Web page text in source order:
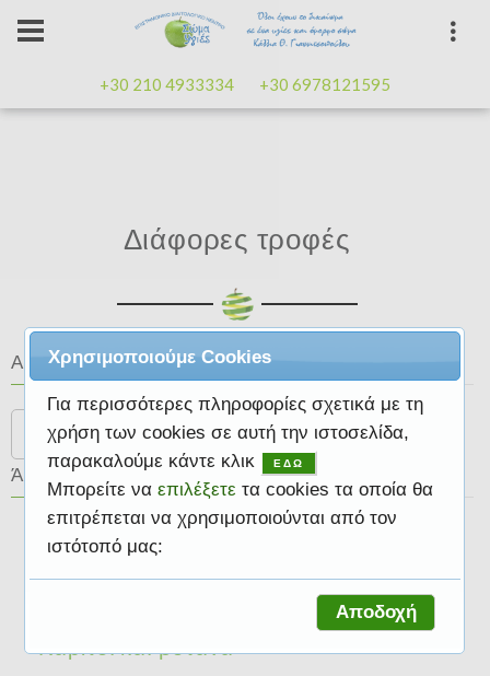
+30 210 4933334 +30 6978121595
Διάφορες τροφές
Αναζήτηση
Search
Άρθρα
Μύθος ή πραγματικότητα
Καρποί και βότανα
Χρησιμοποιούμε Cookies
Για περισσότερες πληροφορίες σχετικά με τη
χρήση των cookies σε αυτή την ιστοσελίδα,
παρακαλούμε κάντε κλικ
ΕΔΩ
Μπορείτε να επιλέξετε τα cookies τα οποία θα
επιτρέπεται να χρησιμοποιούνται από τον
ιστότοπό μας:
Αποδοχή